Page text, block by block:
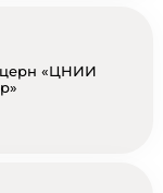
«ЦНИИ